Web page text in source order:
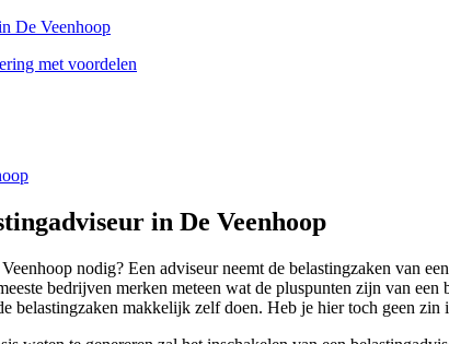
De Veenhoop
met voordelen
in De Veenhoop
nodig? Een adviseur neemt de belastingzaken van
bedrijven merken meteen wat de pluspunten zijn van
belastingzaken makkelijk zelf doen. Heb je hier toch geen